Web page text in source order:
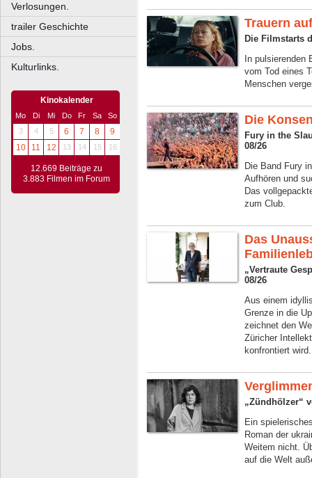
Verlosungen.
trailer Geschichte
Jobs.
Kulturlinks.
Kinokalender
Mo Di Mi Do Fr Sa
So
3
4 5 6 7 8
9
10
11 12 13 14 15 16
12.669 Beiträge zu
3.883 Filmen im Forum
Trauern
Die Filmstarts
In pulsierenden
vom Tod eines
Menschen
Die
Fury in the
08/26
Die Band Fury
Aufhören und
Das
zum Club.
Das
„Vertraute
08/26
Aus einem
Grenze in die
zeichnet den
Züricher
konfrontiert wird.
„Zündhölzer“
Ein
Roman der
Weitem nicht.
auf die Welt